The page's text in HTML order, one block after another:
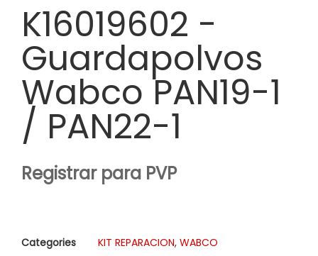
K16019602 -
Guardapolvos
Wabco PAN19-1
/ PAN22-1
Registrar para PVP
Categories KIT REPARACION, WABCO